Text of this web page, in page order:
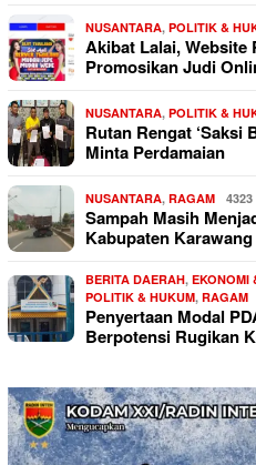
NUSANTARA, POLITIK &
Akibat Lalai, Website
Promosikan Judi
NUSANTARA, POLITIK &
Rutan Rengat ‘Saksi
Minta Perdamaian
NUSANTARA, RAGAM
Sampah Masih
Kabupaten Karawang
BERITA DAERAH, EKONOMI
POLITIK & HUKUM, RAGAM
Penyertaan Modal
Berpotensi Rugikan